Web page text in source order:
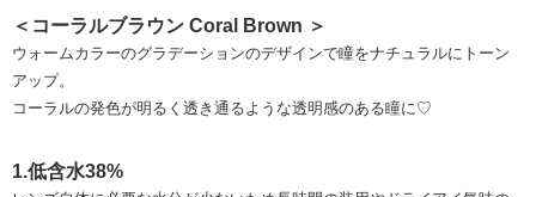
＜コーラルブラウン Coral Brown ＞
ウォームカラーのグラデーションのデザインで瞳をナチュラルにトーン
アップ。
コーラルの発色が明るく透き通るような透明感のある瞳に♡
1.低含水38%